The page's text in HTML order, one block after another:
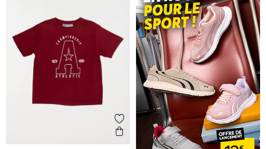
Ajouter aux favoris
Aperçu rapide